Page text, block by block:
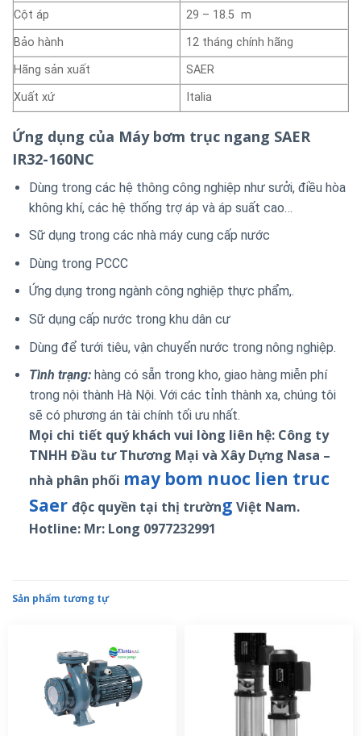
Cột áp
29 – 18.5 m
Bảo hành
12 tháng chính hãng
Hãng sản xuất
SAER
Xuất xứ
Italia
Ứng dụng của Máy bơm trục ngang SAER
IR32-160NC
Dùng trong các hệ thông công nghiệp như sưởi, điều hòa
không khí, các hệ thống trợ áp và áp suất cao…
Sữ dụng trong các nhà máy cung cấp nước
Dùng trong PCCC
Ứng dụng trong ngành công nghiệp thực phẩm,.
Sữ dụng cấp nước trong khu dân cư
Dùng để tưới tiêu, vận chuyển nước trong nông nghiệp.
Tình trạng:hàng có sẵn trong kho, giao hàng miễn phí
trong nội thành Hà Nội. Với các tỉnh thành xa, chúng tôi
sẽ có phương án tài chính tối ưu nhất.
Mọi chi tiết quý khách vui lòng liên hệ: Công ty
TNHH Đầu tư Thương Mại và Xây Dựng Nasa –
nhà phân phối may bom nuoc lien truc
Saer độc quyền tại thị trường Việt Nam.
Hotline: Mr: Long 0977232991
Sản phẩm tương tự